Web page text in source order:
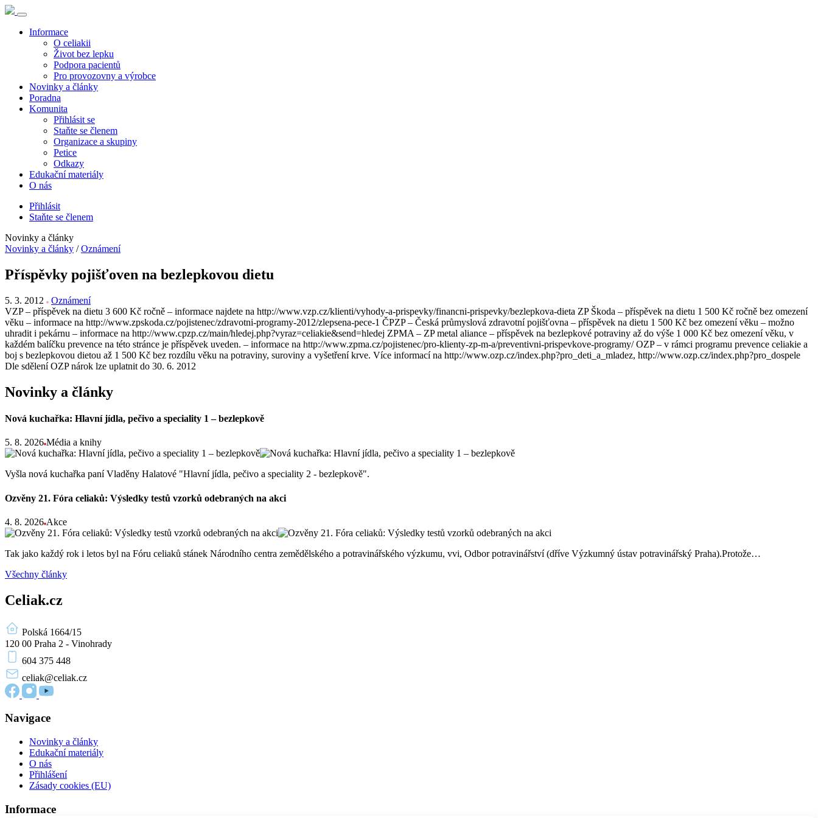
Informace
O celiakii
Život bez lepku
Podpora pacientů
Pro provozovny a výrobce
Novinky a články
Poradna
Komunita
Přihlásit se
Staňte se členem
Organizace a skupiny
Petice
Odkazy
Edukační materiály
O nás
Přihlásit
Staňte se členem
Novinky a články
Novinky a články / Oznámení
Příspěvky pojišťoven na bezlepkovou dietu
5. 3. 2012
Oznámení
VZP – příspěvek na dietu 3 600 Kč ročně – informace najdete na http://www.vzp.cz/klienti/vyhody-a-prispevky/financni-prispevky/bezlepkova-dieta ZP Škoda – příspěvek na dietu 1 500 Kč ročně bez omezení
věku – informace na http://www.zpskoda.cz/pojistenec/zdravotni-programy-2012/zlepsena-pece-1 ČPZP – Česká průmyslová zdravotní pojišťovna – příspěvek na dietu 1 500 Kč bez omezení věku – možno
uhradit i pekárnu – informace na http://www.cpzp.cz/main/hledej.php?vyraz=celiakie&send=hledej ZPMA – ZP metal aliance – příspěvek na bezlepkové potraviny až do výše 1 000 Kč bez omezení věku, v
každém balíčku prevence na této stránce je příspěvek uveden. – informace na http://www.zpma.cz/pojistenec/pro-klienty-zp-m-a/preventivni-prispevkove-programy/ OZP – v rámci programu prevence celiakie a
boj s bezlepkovou dietou až 1 500 Kč bez rozdílu věku na potraviny, suroviny a vyšetření krve. Více informací na http://www.ozp.cz/index.php?pro_deti_a_mladez, http://www.ozp.cz/index.php?pro_dospele
Dle sdělení OZP nárok lze uplatnit do 30. 6. 2012
Novinky a články
Nová kuchařka: Hlavní jídla, pečivo a speciality 1 – bezlepkově
5. 8. 2026 Média a knihy
Vyšla nová kuchařka paní Vladěny Halatové "Hlavní jídla, pečivo a speciality 2 - bezlepkově".
Ozvěny 21. Fóra celiaků: Výsledky testů vzorků odebraných na akci
4. 8. 2026 Akce
Tak jako každý rok i letos byl na Fóru celiaků stánek Národního centra zemědělského a potravinářského výzkumu, vvi, Odbor potravinářství (dříve Výzkumný ústav potravinářský Praha).Protože…
Všechny články
Celiak.cz
Polská 1664/15
120 00 Praha 2 - Vinohrady
604 375 448
celiak@celiak.cz
Navigace
Novinky a články
Edukační materiály
O nás
Přihlášení
Zásady cookies (EU)
Informace